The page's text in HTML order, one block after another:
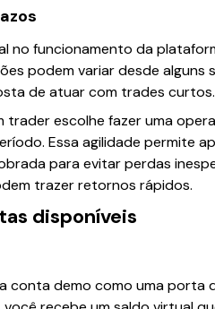
no funcionamento da
podem variar desde
de atuar com trades curtos.
trader escolhe fazer uma
Essa agilidade permite
para evitar perdas
trazer retornos rápidos.
disponíveis
conta demo como uma porta